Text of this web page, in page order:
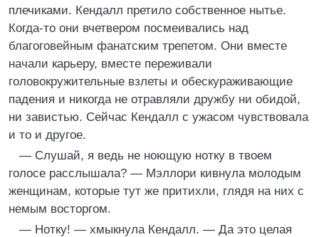
плечиками. Кендалл претило собственное нытье.
Когда-то они вчетвером посмеивались над
благоговейным фанатским трепетом. Они вместе
начали карьеру, вместе переживали
головокружительные взлеты и обескураживающие
падения и никогда не отравляли дружбу ни обидой,
ни завистью. Сейчас Кендалл с ужасом чувствовала
и то и другое.
— Слушай, я ведь не ноющую нотку в твоем
голосе расслышала? — Мэллори кивнула молодым
женщинам, которые тут же притихли, глядя на них с
немым восторгом.
— Нотку! — хмыкнула Кендалл. — Да это целая